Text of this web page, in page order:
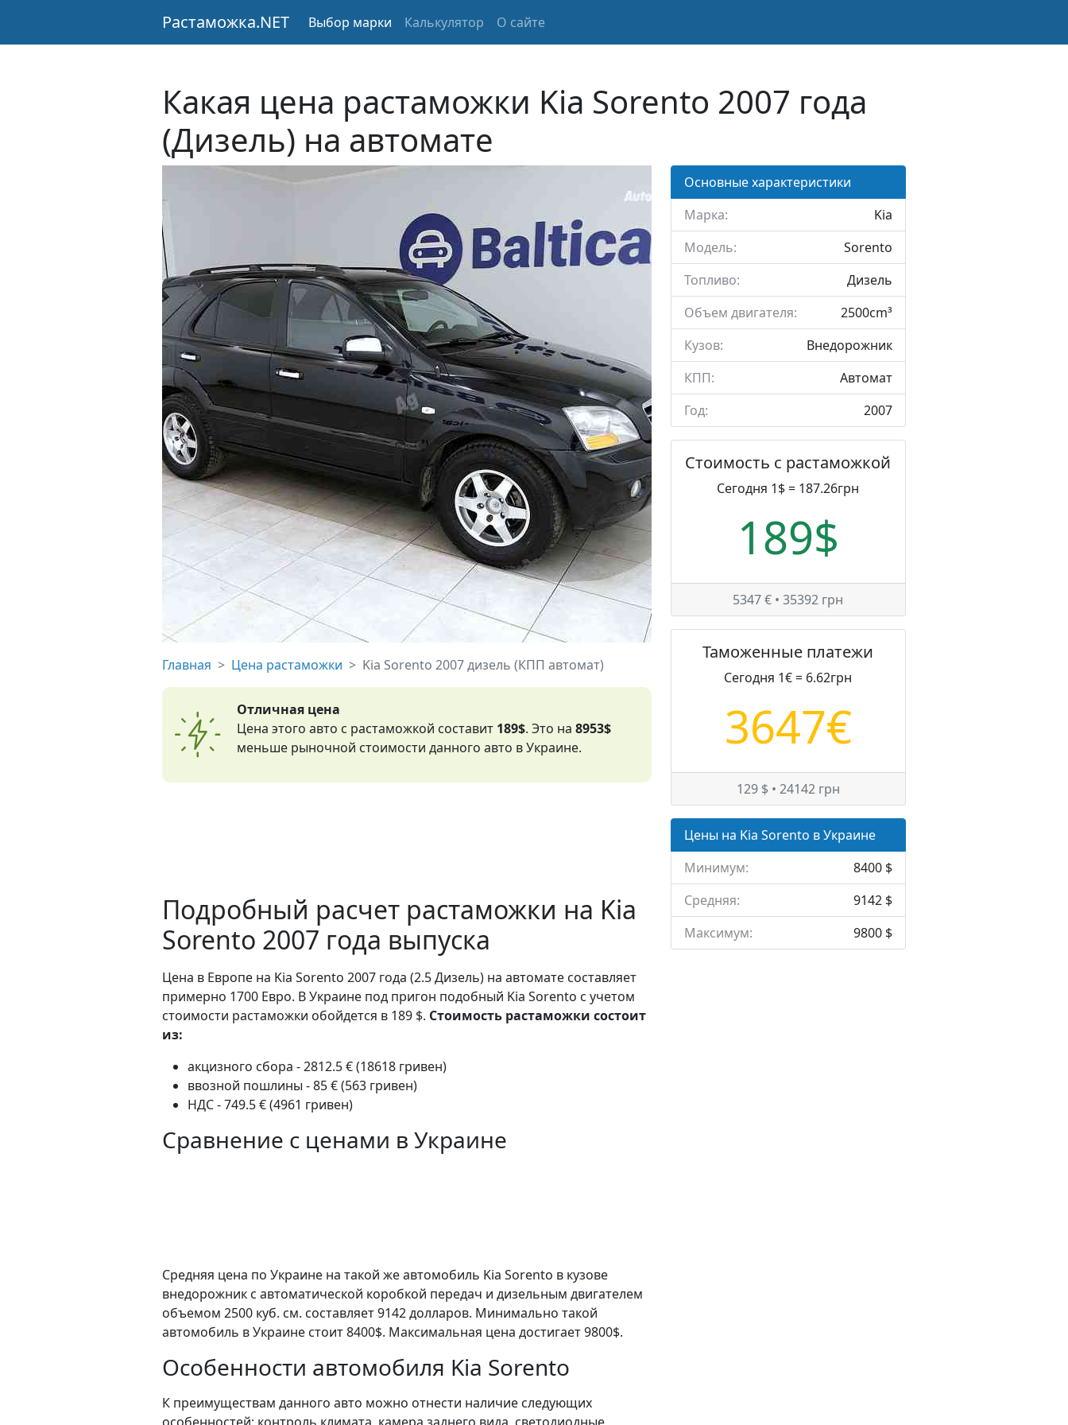
Растаможка.NET Выбор марки Калькулятор О сайте
Какая цена растаможки Kia Sorento 2007 года
(Дизель) на автомате
Главная Цена растаможки Kia Sorento 2007 дизель (КПП автомат)
Отличная цена
Цена этого авто с растаможкой составит 189$. Это на8953$
меньше рыночной стоимости данного авто в Украине.
Подробный расчет растаможки на Kia
Sorento 2007 года выпуска
Цена в Европе на Kia Sorento 2007 года (2.5 Дизель) на автомате составляет
примерно 1700 Евро. В Украине под пригон подобный Kia Sorento с учетом
стоимости растаможки обойдется в 189 $. Стоимость растаможки состоит
из:
акцизного сбора - 2812.5 € (18618 гривен)
ввозной пошлины - 85 € (563 гривен)
НДС - 749.5 € (4961 гривен)
Сравнение с ценами в Украине
Средняя цена по Украине на такой же автомобиль Kia Sorento в кузове
внедорожник c автоматической коробкой передач и дизельным двигателем
объемом 2500 куб. см. составляет 9142 долларов. Минимально такой
автомобиль в Украине стоит 8400$. Максимальная цена достигает 9800$.
Особенности автомобиля Kia Sorento
К преимуществам данного авто можно отнести наличие следующих
Основные характеристики
Марка:
Kia
Модель:
Sorento
Топливо:
Дизель
Объем двигателя:
2500cm³
Кузов:
Внедорожник
КПП:
Автомат
Год:
2007
Стоимость с растаможкой
Сегодня 1$ = 187.26грн
189$
5347 € • 35392 грн
Таможенные платежи
Сегодня 1€ = 6.62грн
3647€
129 $ • 24142 грн
Цены на Kia Sorento в Украине
Минимум:
8400 $
Средняя:
9142 $
Максимум:
9800 $